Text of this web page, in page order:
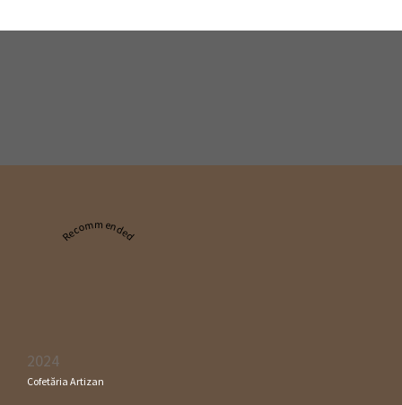
Recommended
2024
Cofetăria Artizan